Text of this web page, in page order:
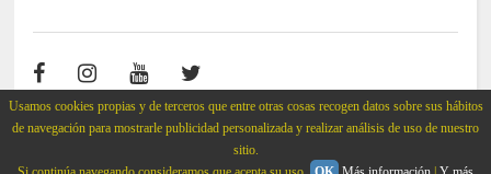
Usamos cookies propias y de terceros que entre otras cosas recogen datos sobre sus hábitos
de navegación para mostrarle publicidad personalizada y realizar análisis de uso de nuestro
sitio.